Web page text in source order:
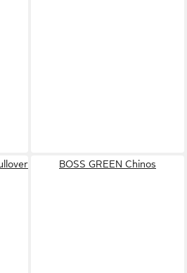
BOSS GREEN Chinos